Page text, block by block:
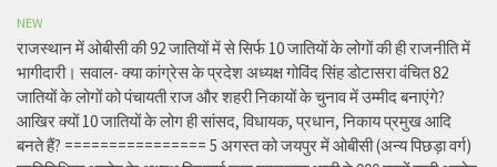
NEW
राजस्थान में ओबीसी की 92 जातियों में से सिर्फ 10 जातियों के लोगों की ही राजनीति में
भागीदारी। सवाल- क्या कांग्रेस के प्रदेश अध्यक्ष गोविंद सिंह डोटासरा वंचित 82
जातियों के लोगों को पंचायती राज और शहरी निकायों के चुनाव में उम्मीद बनाएंगे?
आखिर क्यों 10 जातियों के लोग ही सांसद, विधायक, प्रधान, निकाय प्रमुख आदि
बनते हैं? ================ 5 अगस्त को जयपुर में ओबीसी (अन्य पिछड़ा वर्ग)